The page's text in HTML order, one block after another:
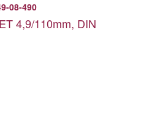
08-490
4,9/110mm, DIN